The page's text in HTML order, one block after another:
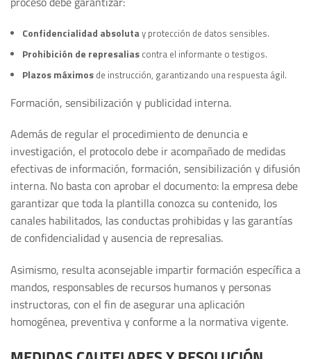
Confidencialidad absolutay protección de datos sensibles.
Prohibición de represaliascontra el informante o testigos.
Plazos máximosde instrucción, garantizando una respuesta ágil.
Formación, sensibilización y publicidad interna.
Además de regular el procedimiento de denuncia e
investigación, el protocolo debe ir acompañado de medidas
efectivas de información, formación, sensibilización y difusión
interna. No basta con aprobar el documento: la empresa debe
garantizar que toda la plantilla conozca su contenido, los
canales habilitados, las conductas prohibidas y las garantías
de confidencialidad y ausencia de represalias.
Asimismo, resulta aconsejable impartir formación específica a
mandos, responsables de recursos humanos y personas
instructoras, con el fin de asegurar una aplicación
homogénea, preventiva y conforme a la normativa vigente.